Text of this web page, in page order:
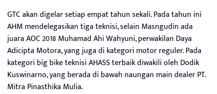
GTC akan digelar setiap empat tahun sekali. Pada tahun ini
AHM mendelegasikan tiga teknisi, selain Masngudin ada
juara AOC 2018 Muhamad Ahi Wahyuni, perwakilan Daya
Adicipta Motora, yang juga di kategori motor reguler. Pada
kategori big bike teknisi AHASS terbaik diwakili oleh Dodik
Kuswinarno, yang berada di bawah naungan main dealer PT.
Mitra Pinasthika Mulia.